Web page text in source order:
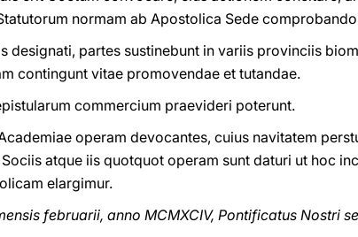
normam ab Apostolica Sede
designati, partes sustinebunt in variis provinciis
contingunt vitae promovendae et tutandae.
commercium praevideri poterunt.
operam devocantes, cuius navitatem
atque iis quotquot operam sunt daturi ut hoc
elargimur.
februarii, anno MCMXCIV, Pontificatus Nostri